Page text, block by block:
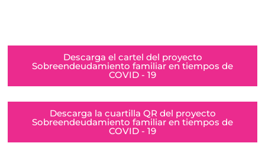
Descarga el cartel del proyecto
Sobreendeudamiento familiar en tiempos de
COVID - 19
Descarga la cuartilla QR del proyecto
Sobreendeudamiento familiar en tiempos de
COVID - 19